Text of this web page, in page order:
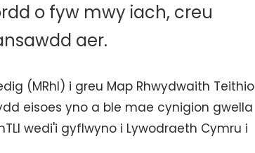
o fyw mwy iach, creu
aer.
(MRhI) i greu Map Rhwydwaith Teithio
eisoes yno a ble mae cynigion gwella
wedi'i gyflwyno i Lywodraeth Cymru i